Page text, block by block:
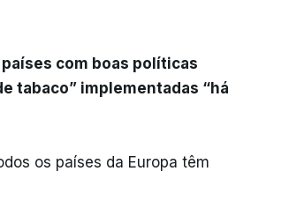
com boas políticas
tabaco” implementadas “há
os países da Europa têm